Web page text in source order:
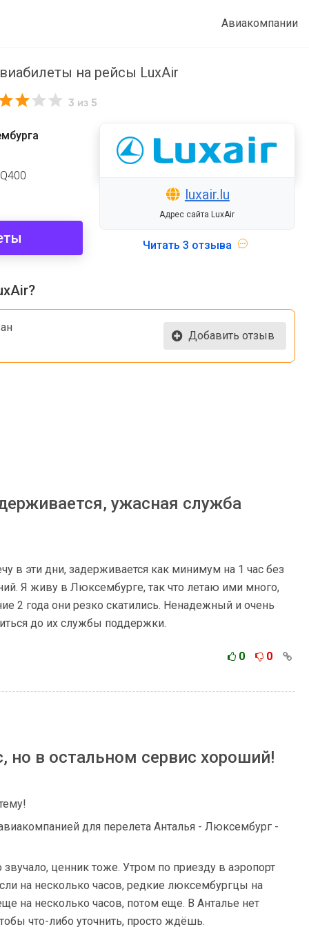
Авиакомпании
на рейсы LuxAir
3 из 5
luxair.lu
Адрес сайта LuxAir
Читать3 отзыва
Добавить отзыв
ужасная служба
в эти дни, задерживается как минимум на 1 час без
Я живу в Люксембурге, так что летаю ими много,
2 года они резко скатились. Ненадежный и очень
до их службы поддержки.
0 0
но в остальном сервис хороший!
для перелета Анталья - Люксембург -
ценник тоже. Утром по приезду в аэропорт
на несколько часов, редкие люксембургцы на
на несколько часов, потом еще. В Анталье нет
что-либо уточнить, просто ждёшь.